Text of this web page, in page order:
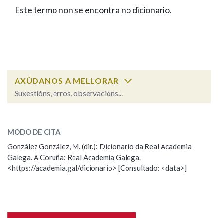
FIGURAS HOMENAXEADAS
PORTAL DAS PALABRAS
Facebook
TwitterYoutubeInstagram
Bluesky
BUSCAR NOS LEMAS
Remata por
BUSCAR NO CONTIDO
Nas definicións
Este termo non se encontra no dicionario.
AXÚDANOS A MELLORAR
Suxestións, erros, observacións...
Observación
Nome
MODO DE CITA
González González, M. (dir.): Dicionario da Real Academia
Galega. A Coruña: Real Academia Galega.
<https://academia.gal/dicionario> [Consultado: <data>]